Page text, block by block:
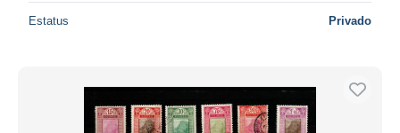
Estatus Privado